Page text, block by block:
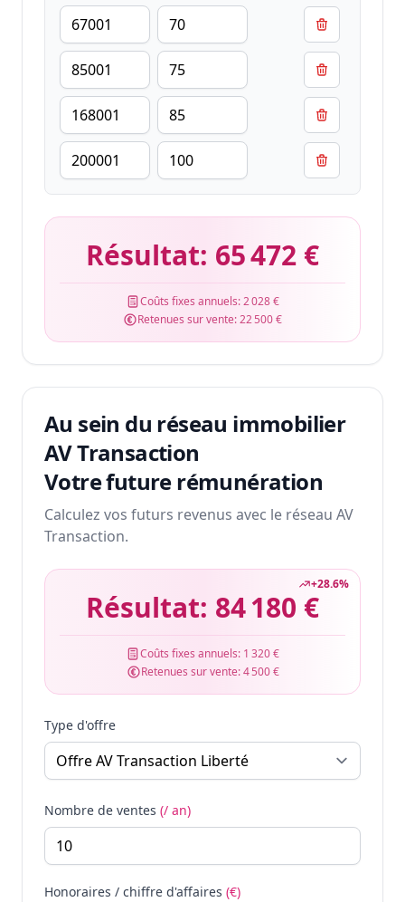
Résultat: 65 472 €
Coûts fixes annuels:2 028 €
Retenues sur vente:22 500 €
Au sein du réseau immobilier
AV Transaction
Votre future rémunération
Calculez vos futurs revenus avec le réseau AV
Transaction.
+28.6%
Résultat: 84 180 €
Coûts fixes annuels: 1 320 €
Retenues sur vente:4 500 €
Type d'offre
Nombre de ventes (/ an)
Honoraires / chiffre d'affaires (€)